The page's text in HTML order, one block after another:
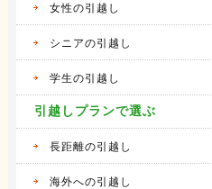
女性の引越し
シニアの引越し
学生の引越し
引越しプランで選ぶ
長距離の引越し
海外への引越し